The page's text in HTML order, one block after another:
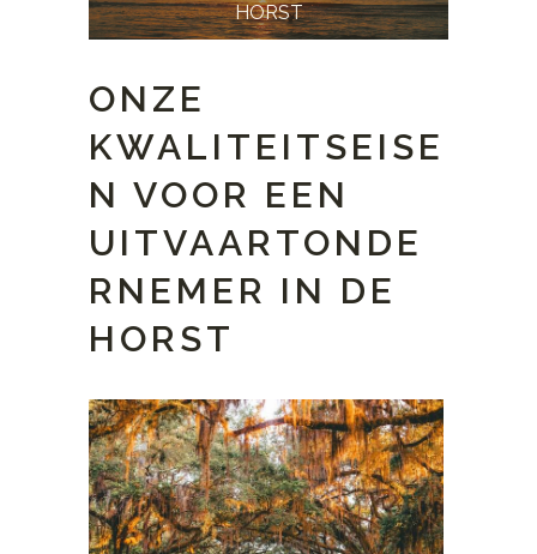
HORST
ONZE
KWALITEITSEISE
N VOOR EEN
UITVAARTONDE
RNEMER IN DE
HORST